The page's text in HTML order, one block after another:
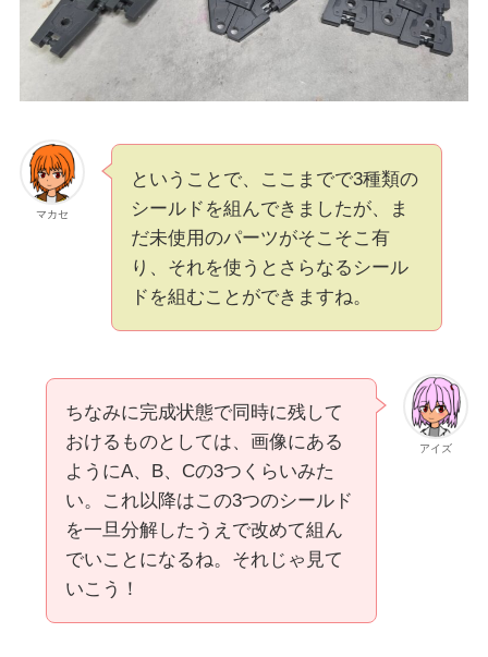
マカセ
ということで、ここまでで3種類の
シールドを組んできましたが、ま
だ未使用のパーツがそこそこ有
り、それを使うとさらなるシール
ドを組むことができますね。
アイズ
ちなみに完成状態で同時に残して
おけるものとしては、画像にある
ようにA、B、Cの3つくらいみた
い。これ以降はこの3つのシールド
を一旦分解したうえで改めて組ん
でいことになるね。それじゃ見て
いこう！